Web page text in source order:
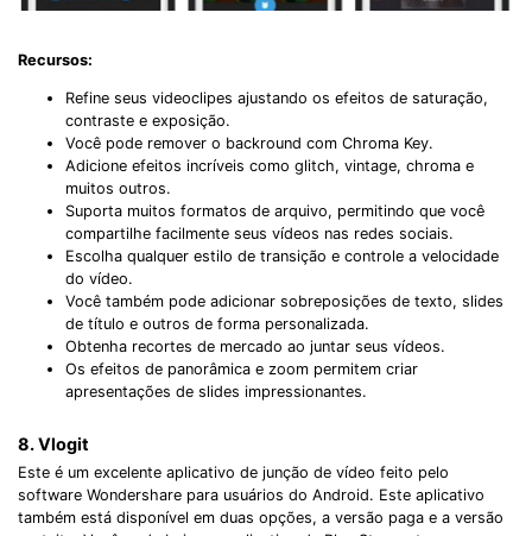
Recursos:
Refine seus videoclipes ajustando os efeitos de saturação,
contraste e exposição.
Você pode remover o backround com Chroma Key.
Adicione efeitos incríveis como glitch, vintage, chroma e
muitos outros.
Suporta muitos formatos de arquivo, permitindo que você
compartilhe facilmente seus vídeos nas redes sociais.
Escolha qualquer estilo de transição e controle a velocidade
do vídeo.
Você também pode adicionar sobreposições de texto, slides
de título e outros de forma personalizada.
Obtenha recortes de mercado ao juntar seus vídeos.
Os efeitos de panorâmica e zoom permitem criar
apresentações de slides impressionantes.
8. Vlogit
Este é um excelente aplicativo de junção de vídeo feito pelo
software Wondershare para usuários do Android. Este aplicativo
também está disponível em duas opções, a versão paga e a versão